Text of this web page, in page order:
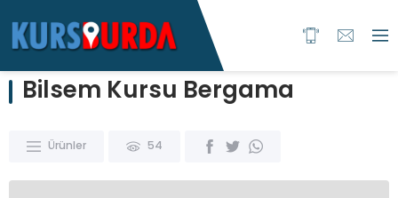
Bilsem Kursu Bergama
Ürünler 54